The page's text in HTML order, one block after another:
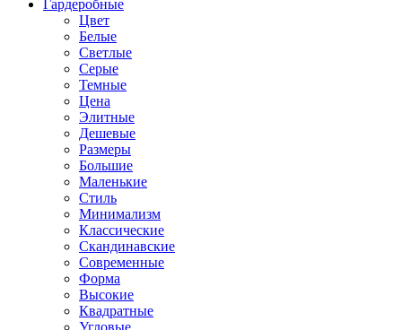
Гардеробные
Цвет
Белые
Светлые
Серые
Темные
Цена
Элитные
Дешевые
Размеры
Большие
Маленькие
Стиль
Минимализм
Классические
Скандинавские
Современные
Форма
Высокие
Квадратные
Угловые